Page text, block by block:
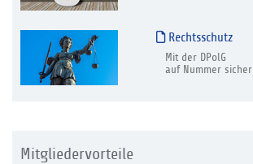
Rechtsschutz
Mit der DPolG
auf Nummer sicher
Mitgliedervorteile